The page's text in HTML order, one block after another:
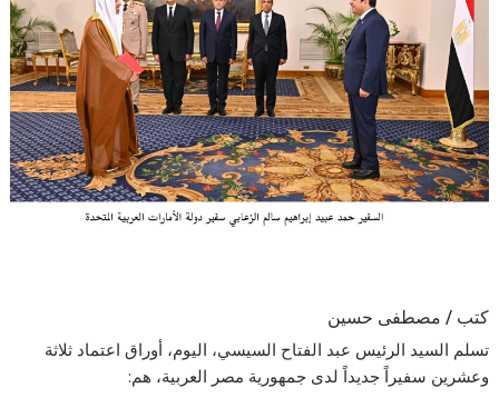
كتب / مصطفى حسين
تسلم السيد الرئيس عبد الفتاح السيسي، اليوم، أوراق اعتماد ثلاثة
وعشرين سفيراً جديداً لدى جمهورية مصر العربية، هم: